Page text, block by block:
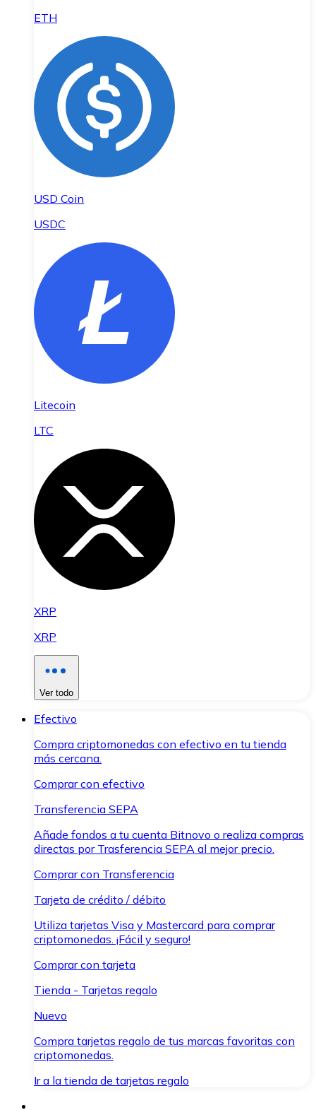
ETH
USD Coin
USDC
Litecoin
LTC
XRP
XRP
Ver todo
Efectivo
Compra criptomonedas con efectivo en tu tienda
más cercana.
Comprar con efectivo
Transferencia SEPA
Añade fondos a tu cuenta Bitnovo o realiza compras
directas por Trasferencia SEPA al mejor precio.
Comprar con Transferencia
Tarjeta de crédito / débito
Utiliza tarjetas Visa y Mastercard para comprar
criptomonedas. ¡Fácil y seguro!
Comprar con tarjeta
Tienda - Tarjetas regalo
Nuevo
Compra tarjetas regalo de tus marcas favoritas con
criptomonedas.
Ir a la tienda de tarjetas regalo